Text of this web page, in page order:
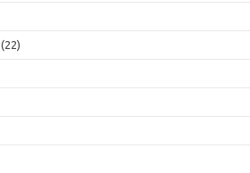
(22)